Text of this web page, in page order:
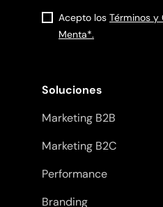
Acepto los Términos y
Menta*.
Soluciones
Marketing B2B
Marketing B2C
Performance
Branding